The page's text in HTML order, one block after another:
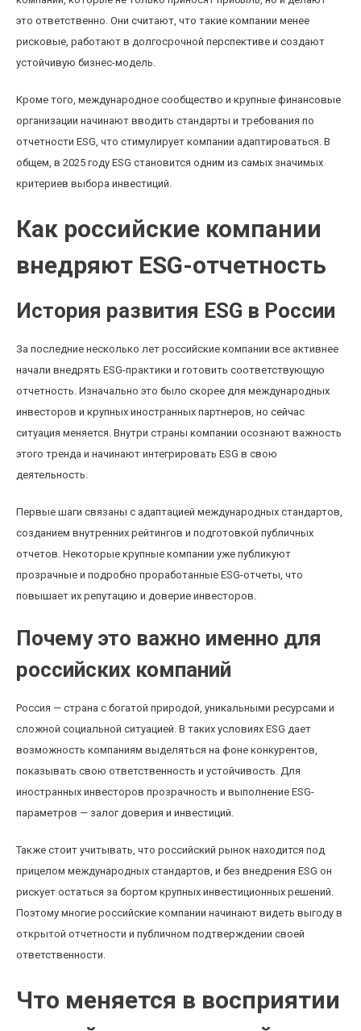
это ответственно. Они считают, что такие компании менее
рисковые, работают в долгосрочной перспективе и создают
устойчивую бизнес-модель.
Кроме того, международное сообщество и крупные финансовые
организации начинают вводить стандарты и требования по
отчетности ESG, что стимулирует компании адаптироваться. В
общем, в 2025 году ESG становится одним из самых значимых
критериев выбора инвестиций.
Как российские компании
внедряют ESG-отчетность
История развития ESG в России
За последние несколько лет российские компании все активнее
начали внедрять ESG-практики и готовить соответствующую
отчетность. Изначально это было скорее для международных
инвесторов и крупных иностранных партнеров, но сейчас
ситуация меняется. Внутри страны компании осознают важность
этого тренда и начинают интегрировать ESG в свою
деятельность.
Первые шаги связаны с адаптацией международных стандартов,
созданием внутренних рейтингов и подготовкой публичных
отчетов. Некоторые крупные компании уже публикуют
прозрачные и подробно проработанные ESG-отчеты, что
повышает их репутацию и доверие инвесторов.
Почему это важно именно для
российских компаний
Россия — страна с богатой природой, уникальными ресурсами и
сложной социальной ситуацией. В таких условиях ESG дает
возможность компаниям выделяться на фоне конкурентов,
показывать свою ответственность и устойчивость. Для
иностранных инвесторов прозрачность и выполнение ESG-
параметров — залог доверия и инвестиций.
Также стоит учитывать, что российский рынок находится под
прицелом международных стандартов, и без внедрения ESG он
рискует остаться за бортом крупных инвестиционных решений.
Поэтому многие российские компании начинают видеть выгоду в
открытой отчетности и публичном подтверждении своей
ответственности.
Что меняется в восприятии